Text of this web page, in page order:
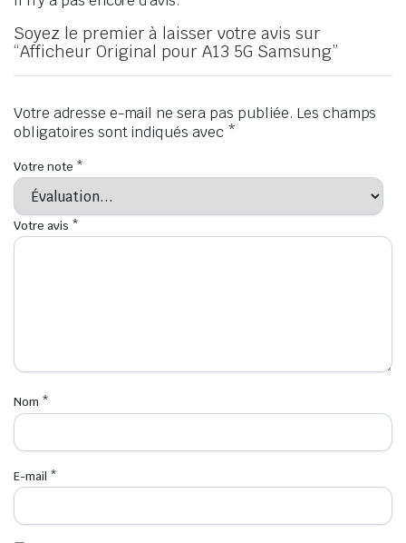
Soyez le premier à laisser votre avis sur
“Afficheur Original pour A13 5G Samsung”
Votre adresse e-mail ne sera pas publiée. Les champs
obligatoires sont indiqués avec *
Votre note *
Votre avis *
Nom *
E-mail *